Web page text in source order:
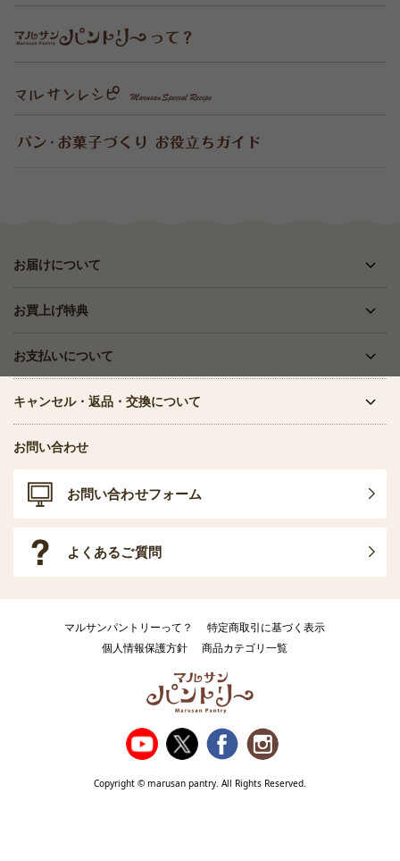
お届けについて
お買上げ特典
お支払いについて
キャンセル・返品・交換について
お問い合わせ
お問い合わせフォーム
よくあるご質問
マルサンパントリーって？
特定商取引に基づく表示
個人情報保護方針
商品カテゴリ一覧
Copyright © marusan pantry. All Rights Reserved.